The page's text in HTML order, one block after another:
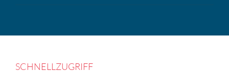
SCHNELL­ZU­GRIFF